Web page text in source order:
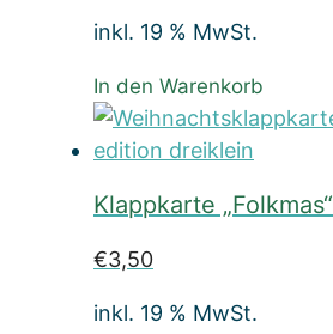
inkl. 19 % MwSt.
In den Warenkorb
Klappkarte „Folkmas“
€3,50
inkl. 19 % MwSt.